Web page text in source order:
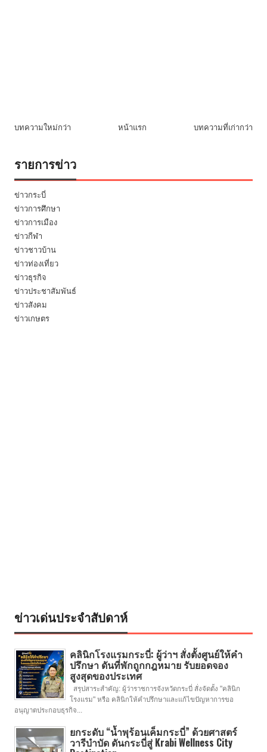
บทความใหม่กว่า บทความที่เก่ากว่า
หน้าแรก
รายการข่าว
ข่าวกระบี่
ข่าวการศึกษา
ข่าวการเมือง
ข่าวกีฬา
ข่าวชาวบ้าน
ข่าวท่องเที่ยว
ข่าวธุรกิจ
ข่าวประชาสัมพันธ์
ข่าวสังคม
ข่าวเกษตร
ข่าวเด่นประจำสัปดาห์
คลินิกโรงแรมกระบี่: ผู้ว่าฯ สั่งตั้งศูนย์ให้คำ
ปรึกษา ดันที่พักถูกกฎหมาย รับยอดจอง
สูงสุดของประเทศ
สรุปสาระสำคัญ: ผู้ว่าราชการจังหวัดกระบี่ สั่งจัดตั้ง "คลินิก
โรงแรม" หรือ คลินิกให้คำปรึกษาและแก้ไขปัญหาการขอ
อนุญาตประกอบธุรกิจ...
ยกระดับ “น้ำพุร้อนเค็มกระบี่” ด้วยศาสตร์
วารีบำบัด ดันกระบี่สู่ Krabi Wellness City